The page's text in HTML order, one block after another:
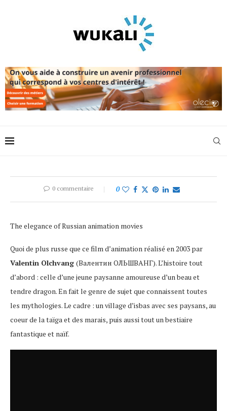
0 commentaire 0
The elegance of Russian animation movies
Quoi de plus russe que ce film d’animation réalisé en 2003 par
Valentin Olchvang (Валентин ОЛЬШВАНГ). L’histoire tout
d’abord : celle d’une jeune paysanne amoureuse d’un beau et
tendre dragon. En fait le genre de sujet que connaissent toutes
les mythologies. Le cadre : un village d’isbas avec ses paysans, au
coeur de la taïga et des marais, puis aussi tout un bestiaire
fantastique et naïf.